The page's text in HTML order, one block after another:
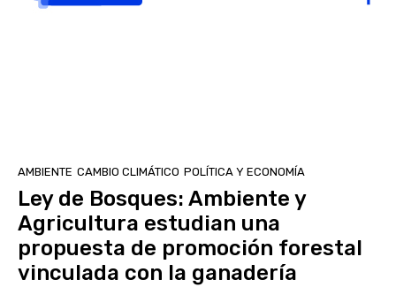
AMBIENTE CAMBIO CLIMÁTICO POLÍTICA Y ECONOMÍA
Ley de Bosques: Ambiente y
Agricultura estudian una
propuesta de promoción forestal
vinculada con la ganadería